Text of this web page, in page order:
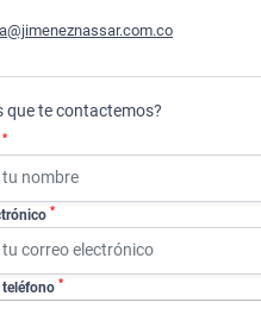
que te contactemos?
*
*
teléfono *